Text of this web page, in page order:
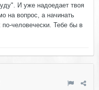
И уже надоедает твоя
на вопрос, а начинать
человечески. Тебе бы в